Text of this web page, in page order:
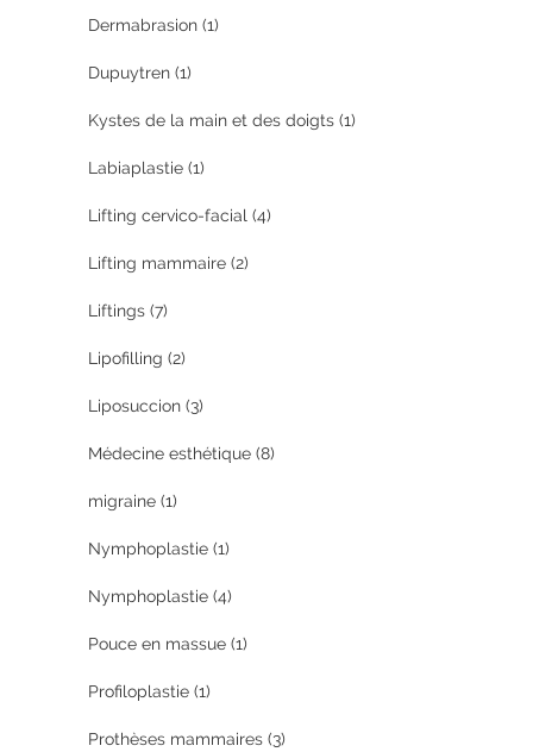
Dermabrasion (1)
Dupuytren (1)
Kystes de la main et des doigts (1)
Labiaplastie (1)
Lifting cervico-facial (4)
Lifting mammaire (2)
Liftings (7)
Lipofilling (2)
Liposuccion (3)
Médecine esthétique (8)
migraine (1)
Nymphoplastie (1)
Nymphoplastie (4)
Pouce en massue (1)
Profiloplastie (1)
Prothèses mammaires (3)